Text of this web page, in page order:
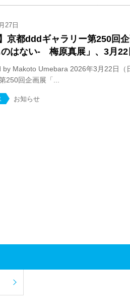
27日
】京都dddギャラリー第250回
はない- 梅原真展」、3月22
by Makoto Umebara 2026年3月22日（
250回企画展「...
お知らせ